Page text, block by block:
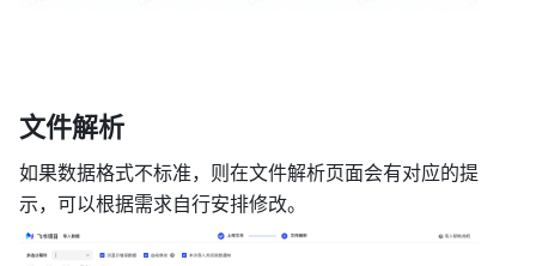
文件解析
如果数据格式不标准，则在文件解析页面会有对应的提
示，可以根据需求自行安排修改。